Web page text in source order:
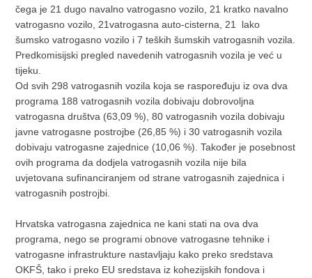
čega je 21 dugo navalno vatrogasno vozilo, 21 kratko navalno
vatrogasno vozilo, 21vatrogasna auto-cisterna, 21 lako
šumsko vatrogasno vozilo i 7 teških šumskih vatrogasnih vozila.
Predkomisijski pregled navedenih vatrogasnih vozila je već u
tijeku.
Od svih 298 vatrogasnih vozila koja se raspoređuju iz ova dva
programa 188 vatrogasnih vozila dobivaju dobrovoljna
vatrogasna društva (63,09 %), 80 vatrogasnih vozila dobivaju
javne vatrogasne postrojbe (26,85 %) i 30 vatrogasnih vozila
dobivaju vatrogasne zajednice (10,06 %). Također je posebnost
ovih programa da dodjela vatrogasnih vozila nije bila
uvjetovana sufinanciranjem od strane vatrogasnih zajednica i
vatrogasnih postrojbi.
Hrvatska vatrogasna zajednica ne kani stati na ova dva
programa, nego se programi obnove vatrogasne tehnike i
vatrogasne infrastrukture nastavljaju kako preko sredstava
OKFŠ, tako i preko EU sredstava iz kohezijskih fondova i